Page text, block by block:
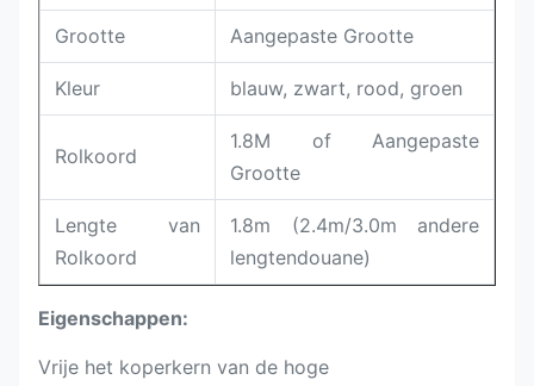
Grootte Aangepaste Grootte
Kleur blauw, zwart, rood, groen
Rolkoord
1.8M of Aangepaste
Grootte
Lengte van
Rolkoord
1.8m (2.4m/3.0m andere
lengtendouane)
Eigenschappen:
Vrije het koperkern van de hoge